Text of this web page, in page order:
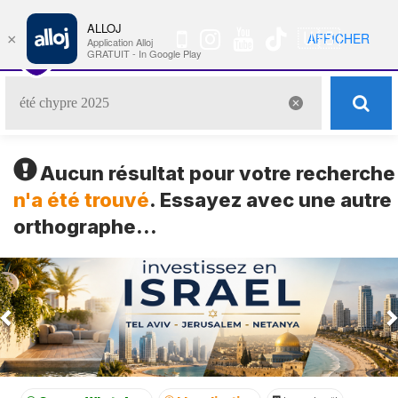
🇺🇸 Nav
Aucun résultat pour votre recherche
n'a été trouvé. Essayez avec une autre
orthographe...
Previous
×
ALLOJ
Application Alloj
GRATUIT - In Google Play
AFFICHER